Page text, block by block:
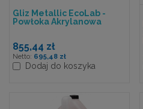
Gliz Metallic EcoLab -
Powłoka Akrylanowa
855,44 zł
695,48 zł
Dodaj do koszyka